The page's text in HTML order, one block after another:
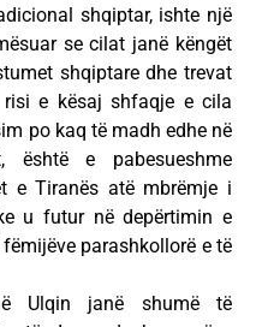
shqiptar, ishte një
se cilat janë këngët
shqiptare dhe trevat
e kësaj shfaqje e cila
po kaq të madh edhe në
e pabesueshme
e Tiranës atë mbrëmje i
u futur në depërtimin e
parashkollorë e të
Ulqin janë shumë të